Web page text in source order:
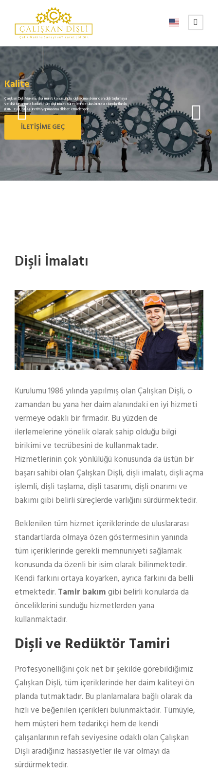
Kalite
Çalışkan Dişli Makina, dişli imalatı konusunda, dişli açma işleminden,dişli taşlamaya
ve dişli tasarımına kadarki tüm dişli imalat süreçlerinde uluslararası standartlarda
(DIN, ISO, SEA) üretim yapılmasına dikkat etmektedir.
İLETİŞİME GEÇ
Dişli İmalatı
Kurulumu 1986 yılında yapılmış olan Çalışkan Dişli, o
zamandan bu yana her daim alanındaki en iyi hizmeti
vermeye odaklı bir firmadır. Bu yüzden de
ilerlemelerine yönelik olarak sahip olduğu bilgi
birikimi ve tecrübesini de kullanmaktadır.
Hizmetlerinin çok yönlülüğü konusunda da üstün bir
başarı sahibi olan Çalışkan Dişli, dişli imalatı, dişli açma
işlemli, dişli taşlama, dişli tasarımı, dişli onarımı ve
bakımı gibi belirli süreçlerde varlığını sürdürmektedir.
Beklenilen tüm hizmet içeriklerinde de uluslararası
standartlarda olmaya özen göstermesinin yanında
tüm içeriklerinde gerekli memnuniyeti sağlamak
konusunda da özenli bir isim olarak bilinmektedir.
Kendi farkını ortaya koyarken, ayrıca farkını da belli
etmektedir. Tamir bakımgibi belirli konularda da
önceliklerini sunduğu hizmetlerden yana
kullanmaktadır.
Dişli ve Redüktör Tamiri
Profesyonelliğini çok net bir şekilde görebildiğimiz
Çalışkan Dişli, tüm içeriklerinde her daim kaliteyi ön
planda tutmaktadır. Bu planlamalara bağlı olarak da
hızlı ve beğenilen içerikleri bulunmaktadır. Tümüyle,
hem müşteri hem tedarikçi hem de kendi
çalışanlarının refah seviyesine odaklı olan Çalışkan
Dişli aradığınız hassasiyetler ile var olmayı da
sürdürmektedir.